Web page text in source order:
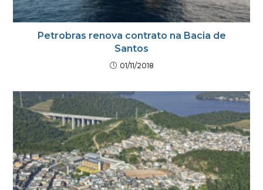
Petrobras renova contrato na Bacia de
Santos
01/11/2018